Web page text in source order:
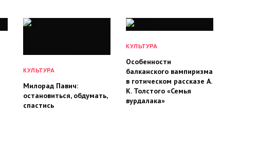
КУЛЬТУРА
Милорад Павич:
остановиться, обдумать,
спастись
КУЛЬТУРА
Особенности
балканского вампиризма
в готическом рассказе А.
К. Толстого «Семья
вурдалака»